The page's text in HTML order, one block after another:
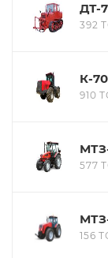
ДТ-
392
К-
910
577
156